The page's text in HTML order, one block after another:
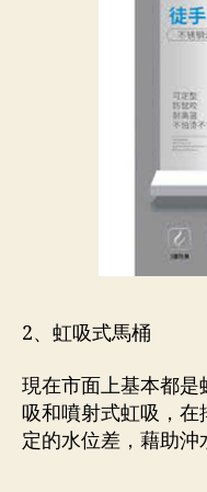
2、虹吸式馬桶
現在市面上基本都
吸和噴射式虹吸，
定的水位差，藉助沖